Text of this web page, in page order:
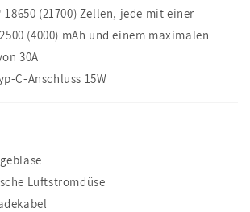
18650 (21700) Zellen, jede mit einer
(4000) mAh und einem maximalen
30A
C-Anschluss 15W
Luftstromdüse